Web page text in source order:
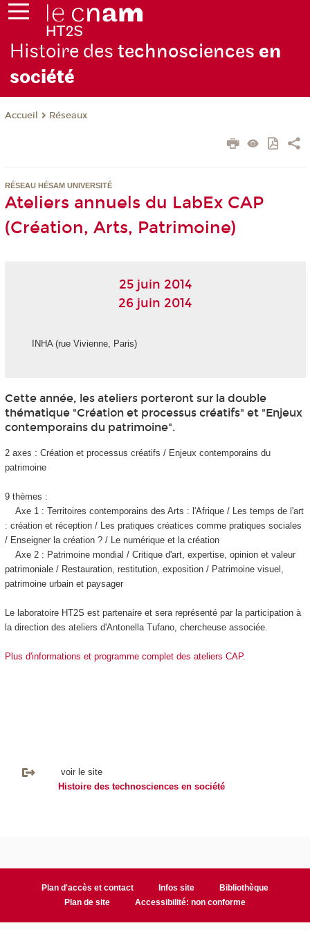
Histoire des technosciences en
société
Accueil Réseaux
RÉSEAU HÉSAM UNIVERSITÉ
Ateliers annuels du LabEx CAP
(Création, Arts, Patrimoine)
25 juin 2014
26 juin 2014
INHA (rue Vivienne, Paris)
Cette année, les ateliers porteront sur la double
thématique "Création et processus créatifs" et "Enjeux
contemporains du patrimoine".
2 axes : Création et processus créatifs / Enjeux contemporains du
patrimoine
9 thèmes :
Axe 1 : Territoires contemporains des Arts : l'Afrique / Les temps de l'art
: création et réception / Les pratiques créatices comme pratiques sociales
/ Enseigner la création ? / Le numérique et la création
Axe 2 : Patrimoine mondial / Critique d'art, expertise, opinion et valeur
patrimoniale / Restauration, restitution, exposition / Patrimoine visuel,
patrimoine urbain et paysager
Le laboratoire HT2S est partenaire et sera représenté par la participation à
la direction des ateliers d'Antonella Tufano, chercheuse associée.
Plus d'informations et programme complet des ateliers CAP.
voir le site
Histoire des technosciences en société
Plan d'accès et contact Infos site
Bibliothèque
Plan de site
Accessibilité: non conforme